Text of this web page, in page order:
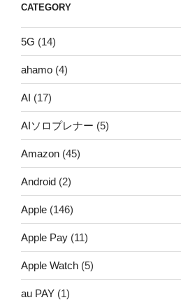
CATEGORY
5G (14)
ahamo (4)
AI (17)
AIソロプレナー (5)
Amazon (45)
Android (2)
Apple (146)
Apple Pay (11)
Apple Watch (5)
au PAY (1)